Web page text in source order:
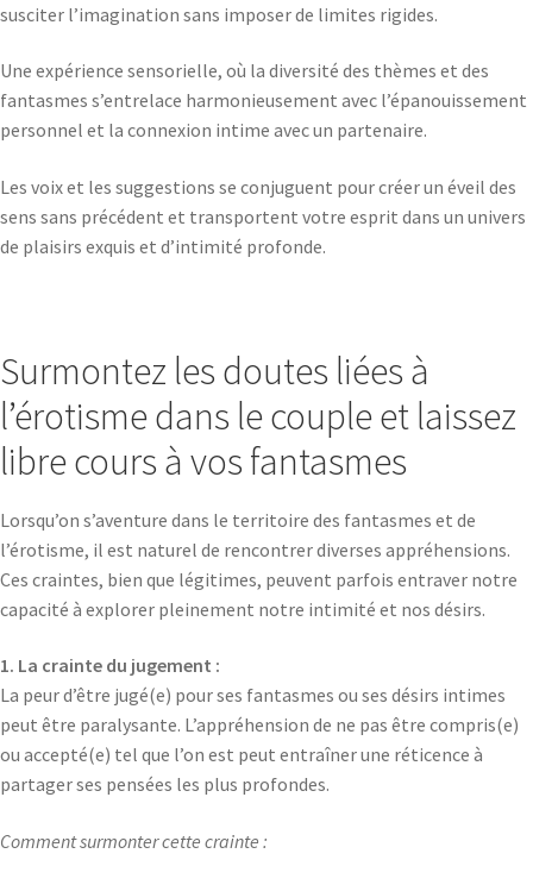
susciter l’imagination sans imposer de limites rigides.
Une expérience sensorielle, où la diversité des thèmes et des
fantasmes s’entrelace harmonieusement avec l’épanouissement
personnel et la connexion intime avec un partenaire.
Les voix et les suggestions se conjuguent pour créer un éveil des
sens sans précédent et transportent votre esprit dans un univers
de plaisirs exquis et d’intimité profonde.
Surmontez les doutes liées à
l’érotisme dans le couple et laissez
libre cours à vos fantasmes
Lorsqu’on s’aventure dans le territoire des fantasmes et de
l’érotisme, il est naturel de rencontrer diverses appréhensions.
Ces craintes, bien que légitimes, peuvent parfois entraver notre
capacité à explorer pleinement notre intimité et nos désirs.
1. La crainte du jugement :
La peur d’être jugé(e) pour ses fantasmes ou ses désirs intimes
peut être paralysante. L’appréhension de ne pas être compris(e)
ou accepté(e) tel que l’on est peut entraîner une réticence à
partager ses pensées les plus profondes.
Comment surmonter cette crainte :